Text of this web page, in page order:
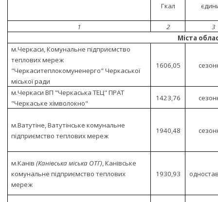
Гкал
1 2
3
Міста
м.Черкаси, Комунальне підприємство
теплових мереж
"Черкаситеплокомуненерго" Черкаської
міської ради
1606,05
м.Черкаси ВП "Черкаська ТЕЦ" ПРАТ
"Черкаське хімволокно"
1423,76
м.Ватутіне, Ватутінське комунальне
підприємство теплових мереж
1940,48
м.Канів(Канівська міська ОТГ), Канівське
комунальне підприємство теплових
мереж
1930,93